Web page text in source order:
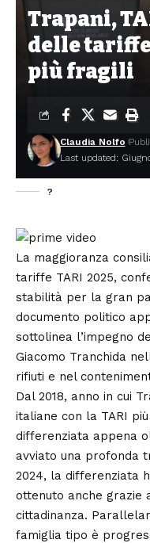
Trapani,
delle
più fragili
Last updated:
Claudia Nolfo
?
La maggioranza
tariffe TARI 2025,
stabilità per la gran
documento politico
sottolinea l’impegno
Giacomo Tranchida
rifiuti e nel
Dal 2018, anno in cui
italiane con la TARI
differenziata appena
avviato una profonda
2024, la differenziata
ottenuto anche grazie
cittadinanza.
famiglia tipo è